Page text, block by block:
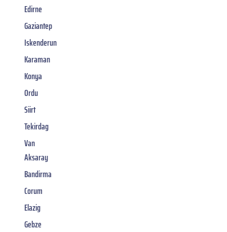
Edirne
Gaziantep
Iskenderun
Karaman
Konya
Ordu
Siirt
Tekirdag
Van
Aksaray
Bandirma
Corum
Elazig
Gebze